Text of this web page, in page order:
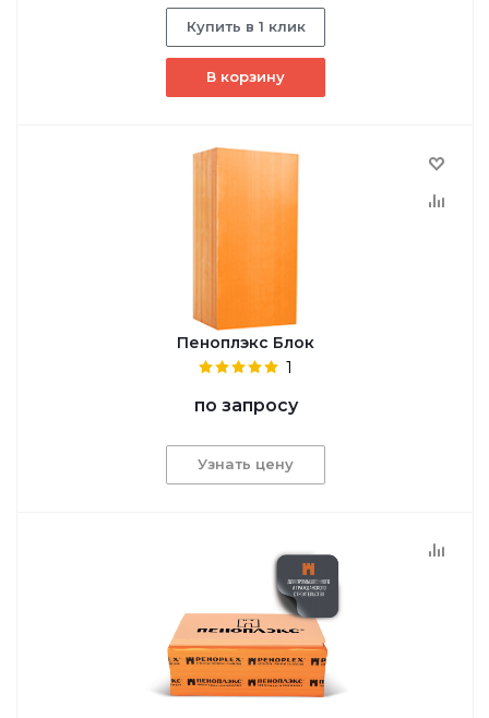
Купить в 1 клик
В корзину
Пеноплэкс Блок
1
по запросу
Узнать цену